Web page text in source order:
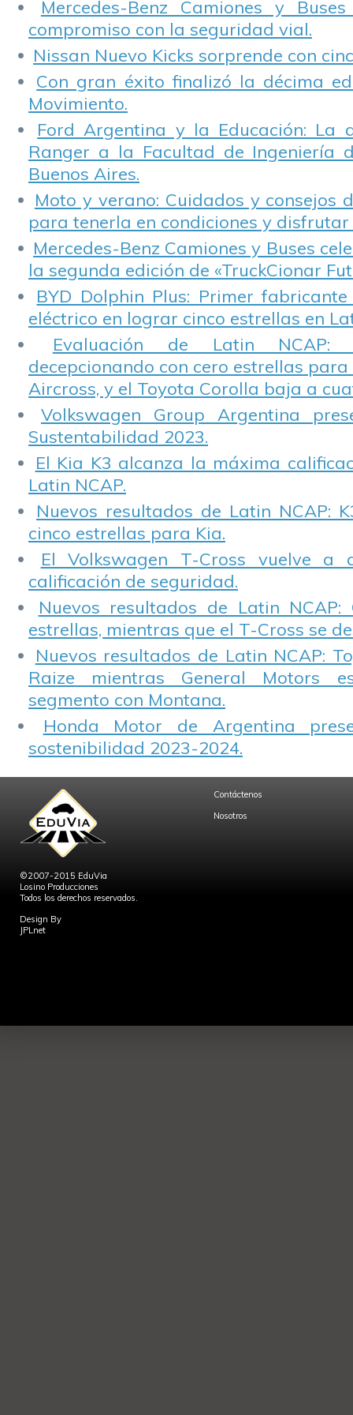
Mercedes-Benz Camiones y
compromiso con la seguridad vial.
Nissan Nuevo Kicks sorprende con
Con gran éxito finalizó la décima
Movimiento.
Ford Argentina y la Educación: La
Ranger a la Facultad de Ingeniería
Buenos Aires.
Moto y verano: Cuidados y consejos
para tenerla en condiciones y disfrutar
Mercedes-Benz Camiones y Buses
la segunda edición de «TruckCionar
BYD Dolphin Plus: Primer
eléctrico en lograr cinco estrellas en
Evaluación de Latin NCAP:
decepcionando con cero estrellas para
Aircross, y el Toyota Corolla baja a
Volkswagen Group Argentina
Sustentabilidad 2023.
El Kia K3 alcanza la máxima
Latin NCAP.
Nuevos resultados de Latin NCAP:
cinco estrellas para Kia.
El Volkswagen T-Cross vuelve a
calificación de seguridad.
Nuevos resultados de Latin NCAP:
estrellas, mientras que el T-Cross se
Nuevos resultados de Latin NCAP:
Raize mientras General Motors
segmento con Montana.
Honda Motor de Argentina
sostenibilidad 2023-2024.
©2007-2015 EduVia
Losino Producciones
Todos los derechos reservados.
Design By
JPLnet
Contáctenos
Nosotros